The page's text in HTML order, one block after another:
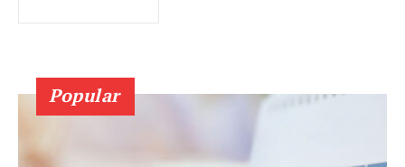
Popular